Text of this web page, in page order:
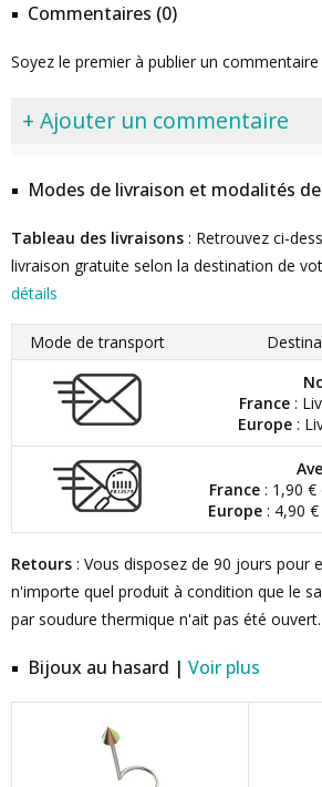
Commentaires (0)
Soyez le premier à publier un commentaire
+ Ajouter un commentaire
Modes de livraison et modalités
Tableau des livraisons : Retrouvez ci-
livraison gratuite selon la destination de
détails
Mode de transport
France :
Europe:
France : 1,90
Europe: 4,90 €
Retours : Vous disposez de 90 jours pour
n'importe quel produit à condition que le
par soudure thermique n'ait pas été ouvert.
Bijoux au hasard | Voir plus